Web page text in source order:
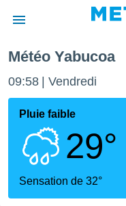
de
par
Météo Yabucoa
09:58 Vendredi
Pluie faible
29°
Sensation de 32°